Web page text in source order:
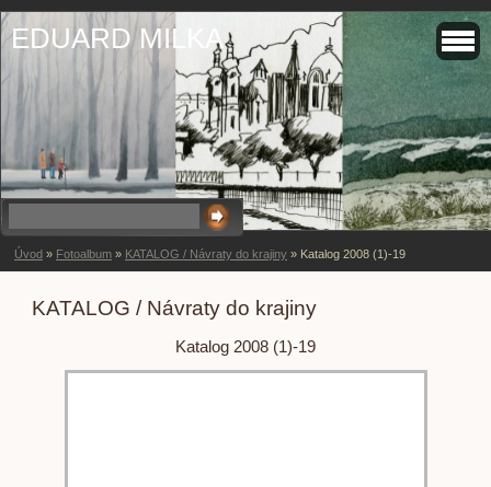
EDUARD MILKA
Úvod » Fotoalbum » KATALOG / Návraty do krajiny » Katalog 2008 (1)-19
KATALOG / Návraty do krajiny
Katalog 2008 (1)-19